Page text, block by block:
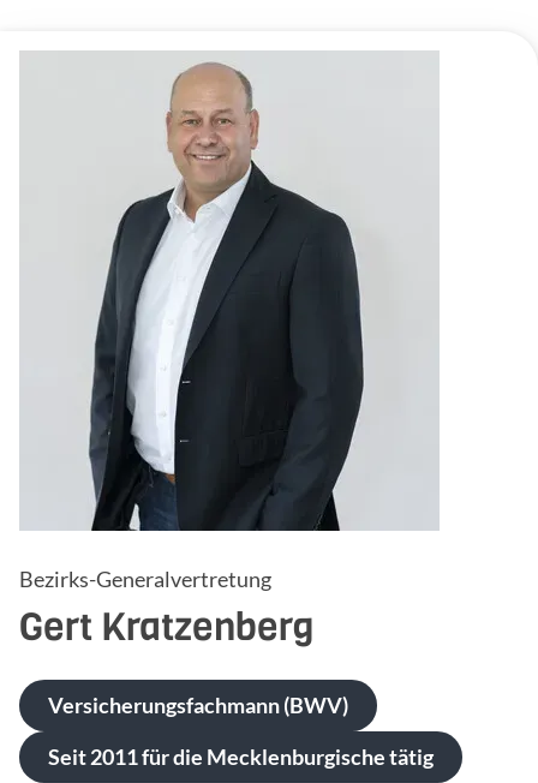
Bezirks-Generalvertretung
Gert Kratzenberg
Versicherungsfachmann (BWV)
Seit 2011 für die Mecklenburgische tätig